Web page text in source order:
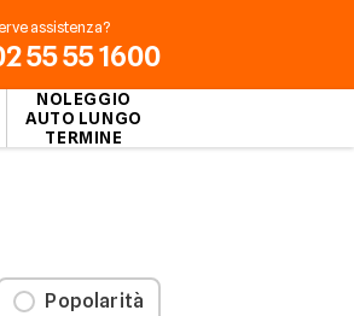
NOLEGGIO
AUTO LUNGO
TERMINE
assistenza?
55 55 1600
Popolarità